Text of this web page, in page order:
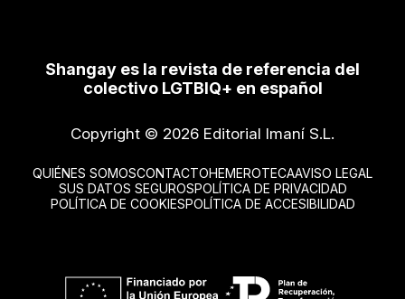
Shangay es la revista de referencia del
colectivo LGTBIQ+ en español
Copyright © 2026 Editorial Imaní S.L.
QUIÉNES SOMOSCONTACTOHEMEROTECAAVISO LEGAL
SUS DATOS SEGUROSPOLÍTICA DE PRIVACIDAD
POLÍTICA DE COOKIESPOLÍTICA DE ACCESIBILIDAD